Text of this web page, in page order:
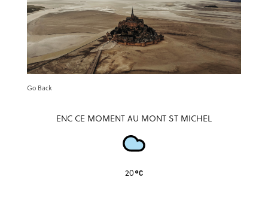
Go Back
ENC CE MOMENT AU MONT ST MICHEL
20